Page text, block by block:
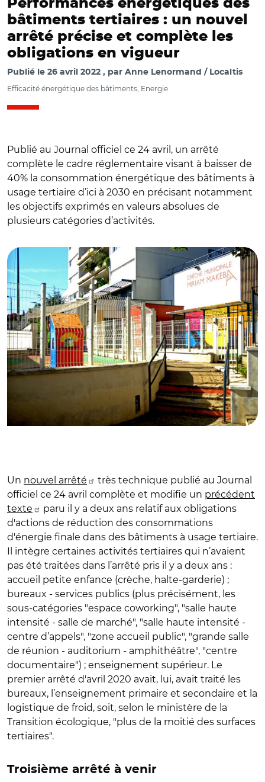
Performances énergétiques des
bâtiments tertiaires : un nouvel
arrêté précise et complète les
obligations en vigueur
Publié le 26 avril 2022 par Anne Lenormand / Localtis
Efficacité énergétique des bâtiments, Energie
Publié au Journal officiel ce 24 avril, un arrêté
complète le cadre réglementaire visant à baisser de
40% la consommation énergétique des bâtiments à
usage tertiaire d’ici à 2030 en précisant notamment
les objectifs exprimés en valeurs absolues de
plusieurs catégories d’activités.
Un nouvel arrêté
très technique publié au Journal
officiel ce 24 avril complète et modifie un précédent
texte
paru il y a deux ans relatif aux obligations
d'actions de réduction des consommations
d'énergie finale dans des bâtiments à usage tertiaire.
Il intègre certaines activités tertiaires qui n’avaient
pas été traitées dans l’arrêté pris il y a deux ans :
accueil petite enfance (crèche, halte-garderie) ;
bureaux - services publics (plus précisément, les
sous-catégories "espace coworking", "salle haute
intensité - salle de marché", "salle haute intensité -
centre d’appels", "zone accueil public", "grande salle
de réunion - auditorium - amphithéâtre", "centre
documentaire") ; enseignement supérieur. Le
premier arrêté d'avril 2020 avait, lui, avait traité les
bureaux, l’enseignement primaire et secondaire et la
logistique de froid, soit, selon le ministère de la
Transition écologique, "plus de la moitié des surfaces
tertiaires".
Troisième arrêté à venir